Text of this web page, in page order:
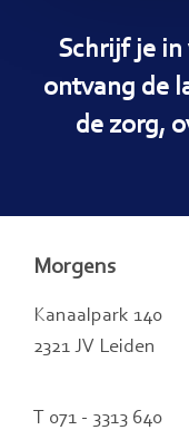
Schrijf je in
ontvang de
de zorg,
Morgens
Kanaalpark 140
2321 JV Leiden
T 071 - 3313 640